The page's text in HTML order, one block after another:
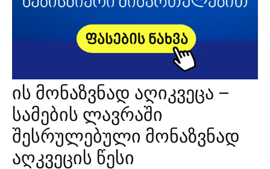
ის მონაზვნად აღიკვეცა –
სამების ლავრაში
შესრულებული მონაზვნად
აღკვეცის წესი